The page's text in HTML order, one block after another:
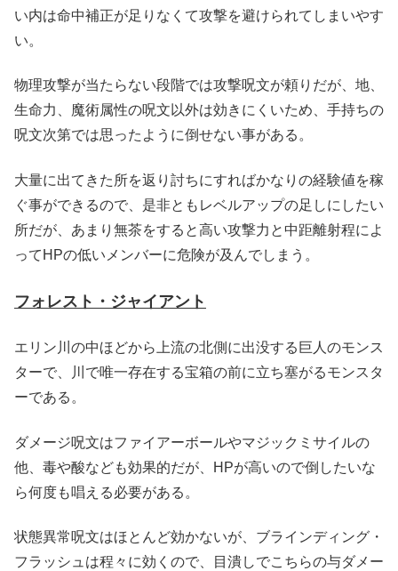
い内は命中補正が足りなくて攻撃を避けられてしまいやす
い。
物理攻撃が当たらない段階では攻撃呪文が頼りだが、地、
生命力、魔術属性の呪文以外は効きにくいため、手持ちの
呪文次第では思ったように倒せない事がある。
大量に出てきた所を返り討ちにすればかなりの経験値を稼
ぐ事ができるので、是非ともレベルアップの足しにしたい
所だが、あまり無茶をすると高い攻撃力と中距離射程によ
ってHPの低いメンバーに危険が及んでしまう。
フォレスト・ジャイアント
エリン川の中ほどから上流の北側に出没する巨人のモンス
ターで、川で唯一存在する宝箱の前に立ち塞がるモンスタ
ーである。
ダメージ呪文はファイアーボールやマジックミサイルの
他、毒や酸なども効果的だが、HPが高いので倒したいな
ら何度も唱える必要がある。
状態異常呪文はほとんど効かないが、ブラインディング・
フラッシュは程々に効くので、目潰しでこちらの与ダメー